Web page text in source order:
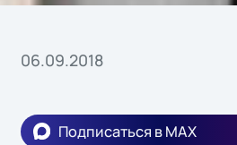
06.09.2018
Подписаться в MAX